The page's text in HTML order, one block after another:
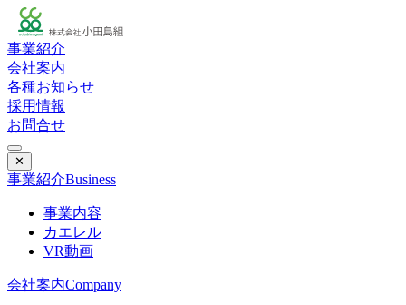
事業紹介
会社案内
各種お知らせ
採用情報
お問合せ
✕
事業紹介Business
事業内容
カエレル
VR動画
会社案内Company